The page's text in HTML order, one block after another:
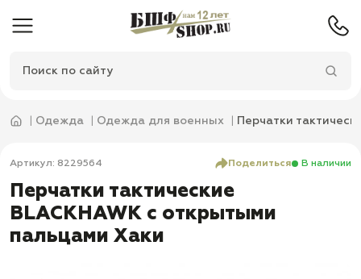
Одежда Одежда для военных Перчатки
Артикул: 8229564 Поделиться В наличии
Перчатки тактические
BLACKHAWK с открытыми
пальцами Хаки